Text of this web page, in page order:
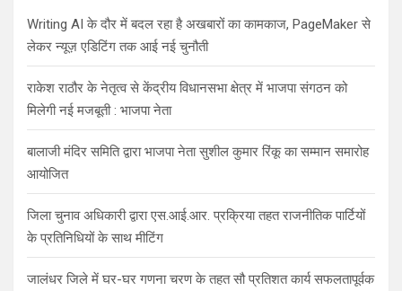
Writing AI के दौर में बदल रहा है अखबारों का कामकाज, PageMaker से
लेकर न्यूज़ एडिटिंग तक आई नई चुनौती
राकेश राठौर के नेतृत्व से केंद्रीय विधानसभा क्षेत्र में भाजपा संगठन को
मिलेगी नई मजबूती : भाजपा नेता
बालाजी मंदिर समिति द्वारा भाजपा नेता सुशील कुमार रिंकू का सम्मान समारोह
आयोजित
जिला चुनाव अधिकारी द्वारा एस.आई.आर. प्रक्रिया तहत राजनीतिक पार्टियों
के प्रतिनिधियों के साथ मीटिंग
जालंधर जिले में घर-घर गणना चरण के तहत सौ प्रतिशत कार्य सफलतापूर्वक